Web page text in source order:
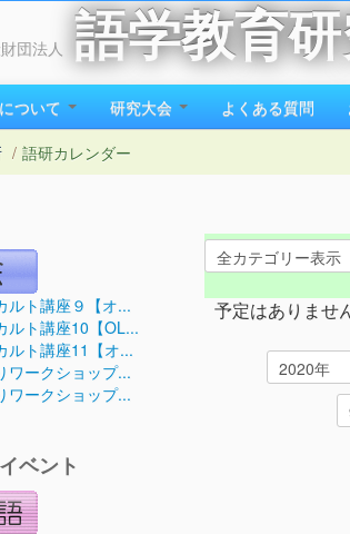
団法人 語学教育
ついて 研究大会 よくある質問
/ 語研カレンダー
ト講座９【オ...
ト講座10【OL...
ト講座11【オ...
ークショップ...
ークショップ...
ベント
予定はありませ